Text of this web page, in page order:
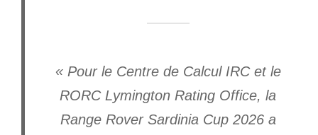
« Pour le Centre de Calcul IRC et le
RORC Lymington Rating Office, la
Range Rover Sardinia Cup 2026 a